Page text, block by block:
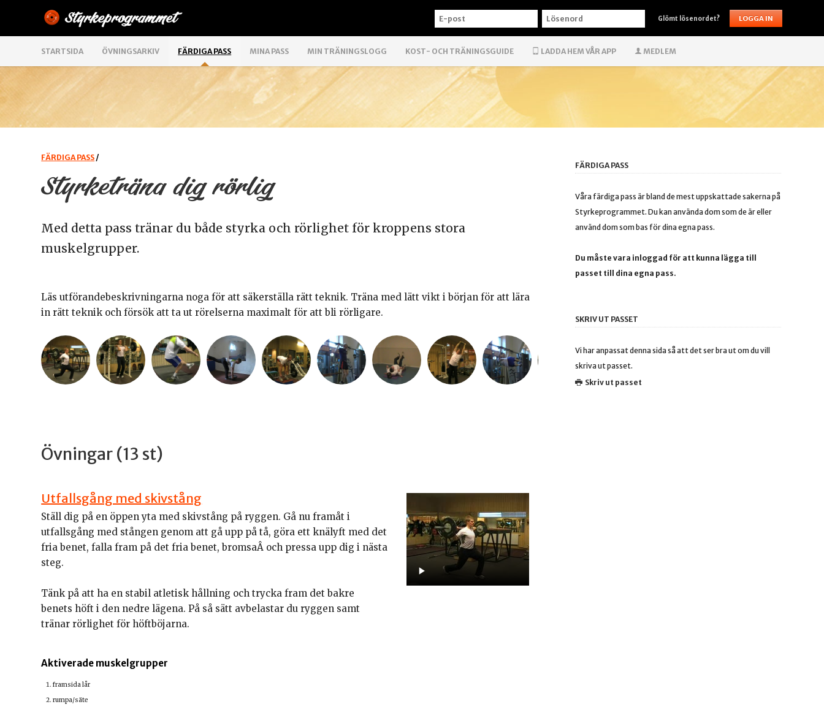
E-
LÖSENORD Glömt lösenordet?
STARTSIDA ÖVNINGSARKIV FÄRDIGA PASS MINA PASS MIN TRÄNINGSLOGG KOST- OCH TRÄNINGSGUIDE LADDA HEM VÅR APP MEDLEM
FÄRDIGA PASS /
Styrketräna dig rörlig
Med detta pass tränar du både styrka och rörlighet för kroppens stora
muskelgrupper.
Läs utförandebeskrivningarna noga för att säkerställa rätt teknik. Träna med lätt vikt i början för att lära
in rätt teknik och försök att ta ut rörelserna maximalt för att bli rörligare.
Övningar (13 st)
Utfallsgång med skivstång
Ställ dig på en öppen yta med skivstång på ryggen. Gå nu framåt i
utfallsgång med stången genom att gå upp på tå, göra ett knälyft med det
fria benet, falla fram på det fria benet, bromsaÂ och pressa upp dig i nästa
steg.
Tänk på att ha en stabil atletisk hållning och trycka fram det bakre
benets höft i den nedre lägena. På så sätt avbelastar du ryggen samt
tränar rörlighet för höftböjarna.
Aktiverade muskelgrupper
framsida lår
rumpa/säte
FÄRDIGA PASS
Våra färdiga pass är bland de mest uppskattade sakerna på
Styrkeprogrammet. Du kan använda dom som de är eller
använd dom som bas för dina egna pass.
Du måste vara inloggad för att kunna lägga till
passet till dina egna pass.
SKRIV UT PASSET
Vi har anpassat denna sida så att det ser bra ut om du vill
skriva ut passet.
Skriv ut passet